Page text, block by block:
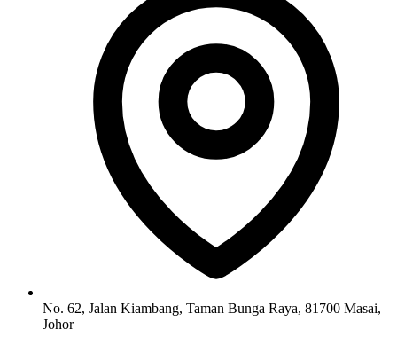
No. 62, Jalan Kiambang, Taman Bunga Raya, 81700 Masai,
Johor